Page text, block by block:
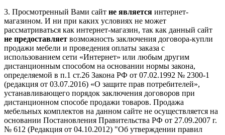
3. Просмотренный Вами сайт не является интернет-
магазином. И ни при каких условиях не может
рассматриваться как интернет-магазин, так как данный сайт
не предоставляет возможность заключения договора-купли
продажи мебели и проведения оплаты заказа с
использованием сети «Интернет» или любым другим
дистанционным способом на основании нормы закона,
определяемой в п.1 ст.26 Закона РФ от 07.02.1992 № 2300-1
(редакция от 03.07.2016) «О защите прав потребителей»,
устанавливающего порядок заключения договоров при
дистанционном способе продажи товаров. Продажа
мебельных комплектов на данном сайте не осуществляется на
основании Постановления Правительства РФ от 27.09.2007 г.
№ 612 (Редакция от 04.10.2012) "Об утверждении правил